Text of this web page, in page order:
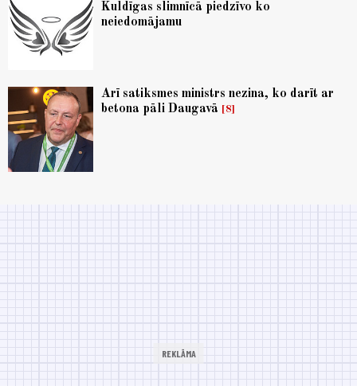
Kuldīgas slimnīcā piedzīvo ko
neiedomājamu
Arī satiksmes ministrs nezina, ko darīt ar
betona pāli Daugavā
8